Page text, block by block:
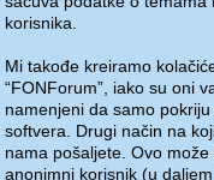
korisnika.
Mi takođe kreiramo
“FONForum”, iako su oni
namenjeni da samo
softvera. Drugi način na
nama pošaljete. Ovo
anonimni korisnik (u